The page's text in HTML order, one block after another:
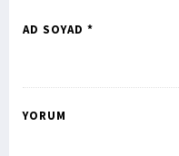
AD SOYAD *
YORUM